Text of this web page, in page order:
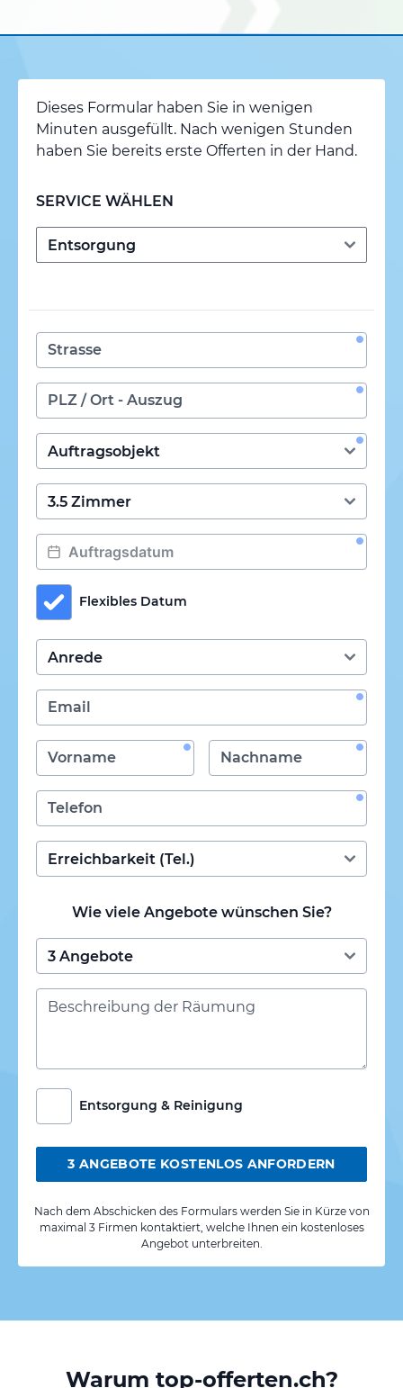
Dieses Formular haben Sie in wenigen
Minuten ausgefüllt. Nach wenigen Stunden
haben Sie bereits erste Offerten in der Hand.
SERVICE WÄHLEN
Flexibles Datum
Wie viele Angebote wünschen Sie?
Entsorgung & Reinigung
3 ANGEBOTE KOSTENLOS ANFORDERN
Nach dem Abschicken des Formulars werden Sie in Kürze von
maximal 3 Firmen kontaktiert, welche Ihnen ein kostenloses
Angebot unterbreiten.
Warum top-offerten.ch?